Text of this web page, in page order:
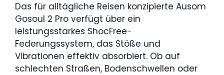
Das für alltägliche Reisen konzipierte Ausom
Gosoul 2 Pro verfügt über ein
leistungsstarkes ShocFree-
Federungssystem, das Stöße und
Vibrationen effektiv absorbiert. Ob auf
schlechten Straßen, Bodenschwellen oder